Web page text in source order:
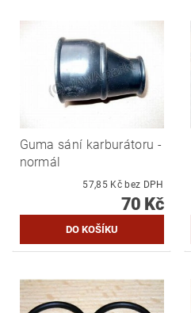
Guma sání karburátoru -
normál
57,85 Kč bez DPH
70 Kč